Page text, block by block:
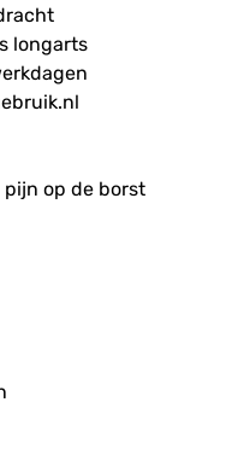
longarts
op de borst